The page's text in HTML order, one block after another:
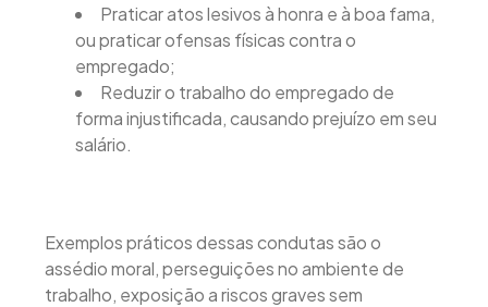
Praticar atos lesivos à honra e à boa fama,
ou praticar ofensas físicas contra o
empregado;
Reduzir o trabalho do empregado de
forma injustificada, causando prejuízo em seu
salário.
Exemplos práticos dessas condutas são o
assédio moral, perseguições no ambiente de
trabalho, exposição a riscos graves sem